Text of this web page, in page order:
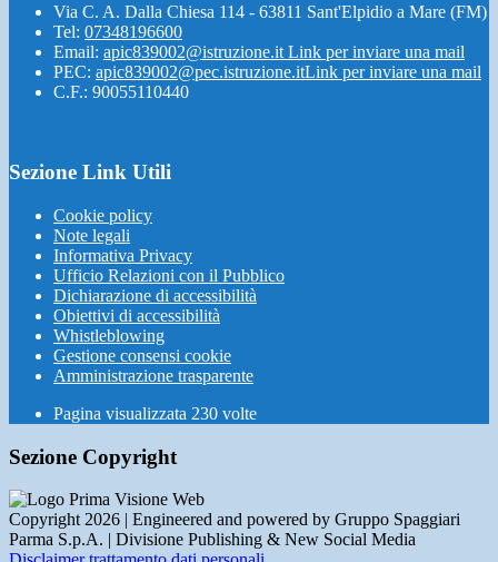
Via C. A. Dalla Chiesa 114 - 63811 Sant'Elpidio a Mare (FM)
Tel: 07348196600
Email: apic839002@istruzione.it Link per inviare una mail
PEC: apic839002@pec.istruzione.itLink per inviare una mail
C.F.: 90055110440
Sezione Link Utili
Cookie policy
Note legali
Informativa Privacy
Ufficio Relazioni con il Pubblico
Dichiarazione di accessibilità
Obiettivi di accessibilità
Whistleblowing
Gestione consensi cookie
Amministrazione trasparente
Pagina visualizzata 230 volte
Sezione Copyright
Copyright 2026 | Engineered and powered by Gruppo Spaggiari
Parma S.p.A. | Divisione Publishing & New Social Media